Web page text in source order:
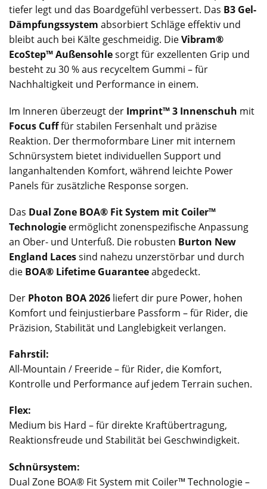
tiefer legt und das Boardgefühl verbessert. Das B3 Gel-
Dämpfungssystem absorbiert Schläge effektiv und
bleibt auch bei Kälte geschmeidig. DieVibram®
EcoStep™ Außensohlesorgt für exzellenten Grip und
besteht zu 30 % aus recyceltem Gummi – für
Nachhaltigkeit und Performance in einem.
Im Inneren überzeugt der Imprint™ 3 Innenschuh mit
Focus Cufffür stabilen Fersenhalt und präzise
Reaktion. Der thermoformbare Liner mit internem
Schnürsystem bietet individuellen Support und
langanhaltenden Komfort, während leichte Power
Panels für zusätzliche Response sorgen.
Das Dual Zone BOA® Fit System mit Coiler™
Technologie ermöglicht zonenspezifische Anpassung
an Ober- und Unterfuß. Die robusten Burton New
England Lacessind nahezu unzerstörbar und durch
die BOA® Lifetime Guaranteeabgedeckt.
Der Photon BOA 2026 liefert dir pure Power, hohen
Komfort und feinjustierbare Passform – für Rider, die
Präzision, Stabilität und Langlebigkeit verlangen.
Fahrstil:
All-Mountain / Freeride – für Rider, die Komfort,
Kontrolle und Performance auf jedem Terrain suchen.
Flex:
Medium bis Hard – für direkte Kraftübertragung,
Reaktionsfreude und Stabilität bei Geschwindigkeit.
Schnürsystem:
Dual Zone BOA® Fit System mit Coiler™ Technologie –